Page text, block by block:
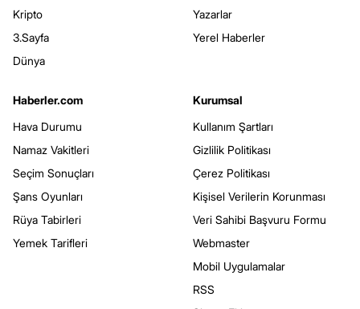
Kripto
3.Sayfa
Dünya
Yazarlar
Yerel Haberler
Haberler.com
Hava Durumu
Namaz Vakitleri
Seçim Sonuçları
Şans Oyunları
Rüya Tabirleri
Yemek Tarifleri
Kurumsal
Kullanım Şartları
Gizlilik Politikası
Çerez Politikası
Kişisel Verilerin Korunması
Veri Sahibi Başvuru Formu
Webmaster
Mobil Uygulamalar
RSS